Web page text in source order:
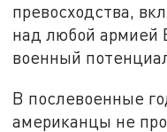
превосходства,
над любой армией
военный
В послевоенные
американцы не